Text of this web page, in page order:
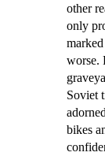
other
only
worse.
Soviet
bikes